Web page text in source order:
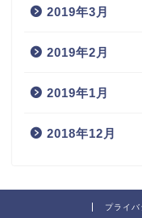
2019年3月
2019年2月
2019年1月
2018年12月
プライ